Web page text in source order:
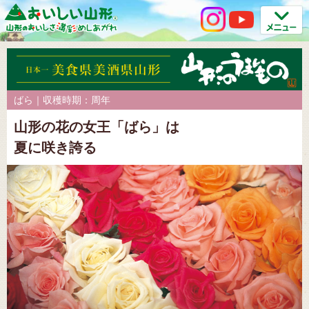
ばら｜収穫時期：周年
山形の花の女王「ばら」は
夏に咲き誇る